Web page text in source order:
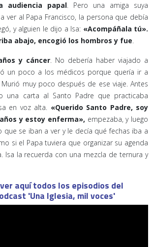
audiencia papal. Pero una amiga suya
ver al Papa Francisco, la persona que debía
y alguien le dijo a Isa: «Acompáñala tú».
abajo, encogió los hombros y fue.
y cáncer. No debería haber viajado a
un poco a los médicos porque quería ir a
muy poco después de ese viaje. Antes
una carta al Santo Padre que practicaba
en voz alta. «Querido Santo Padre, soy
y estoy enferma», empezaba, y luego
se iban a ver y le decía qué fechas iba a
si el Papa tuviera que organizar su agenda
Isa la recuerda con una mezcla de ternura y
aquí todos los episodios del
'Una Iglesia, mil voces'